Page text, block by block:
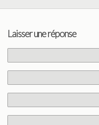
Laisser une réponse